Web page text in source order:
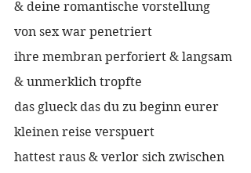
& deine romantische vorstellung
von sex war penetriert
ihre membran perforiert & langsam
& unmerklich tropfte
das glueck das du zu beginn eurer
kleinen reise verspuert
hattest raus & verlor sich zwischen